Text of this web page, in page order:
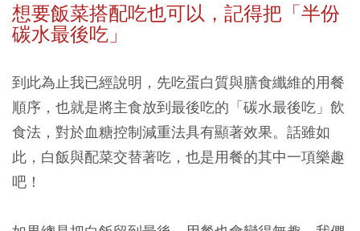
想要飯菜搭配吃也可以，記得把「半份
碳水最後吃」
到此為止我已經說明，先吃蛋白質與膳食纖維的用餐
順序，也就是將主食放到最後吃的「碳水最後吃」飲
食法，對於血糖控制減重法具有顯著效果。話雖如
此，白飯與配菜交替著吃，也是用餐的其中一項樂趣
吧！